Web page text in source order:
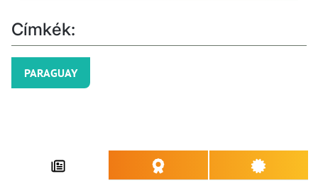
Címkék:
PARAGUAY